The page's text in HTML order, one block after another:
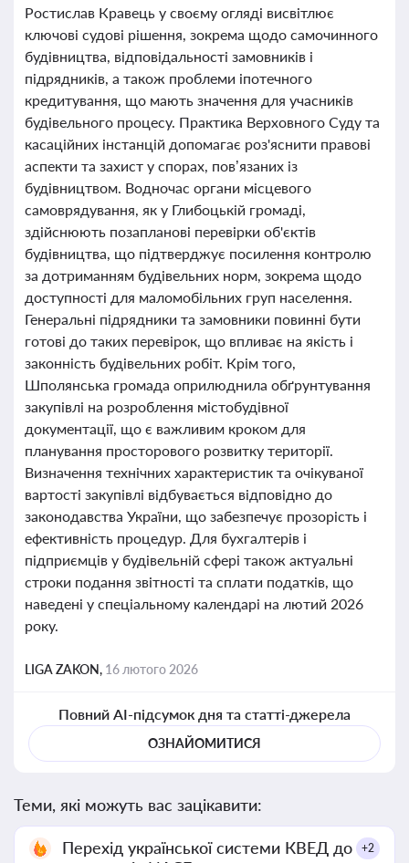
Ростислав Кравець у своєму огляді висвітлює
ключові судові рішення, зокрема щодо самочинного
будівництва, відповідальності замовників і
підрядників, а також проблеми іпотечного
кредитування, що мають значення для учасників
будівельного процесу. Практика Верховного Суду та
касаційних інстанцій допомагає роз'яснити правові
аспекти та захист у спорах, пов’язаних із
будівництвом. Водночас органи місцевого
самоврядування, як у Глибоцькій громаді,
здійснюють позапланові перевірки об'єктів
будівництва, що підтверджує посилення контролю
за дотриманням будівельних норм, зокрема щодо
доступності для маломобільних груп населення.
Генеральні підрядники та замовники повинні бути
готові до таких перевірок, що впливає на якість і
законність будівельних робіт. Крім того,
Шполянська громада оприлюднила обґрунтування
закупівлі на розроблення містобудівної
документації, що є важливим кроком для
планування просторового розвитку території.
Визначення технічних характеристик та очікуваної
вартості закупівлі відбувається відповідно до
законодавства України, що забезпечує прозорість і
ефективність процедур. Для бухгалтерів і
підприємців у будівельній сфері також актуальні
строки подання звітності та сплати податків, що
наведені у спеціальному календарі на лютий 2026
року.
LIGA ZAKON, 16 лютого 2026
Повний AI-підсумок дня та статті-джерела
ОЗНАЙОМИТИСЯ
Теми, які можуть вас зацікавити:
Перехід української системи КВЕД до
+2